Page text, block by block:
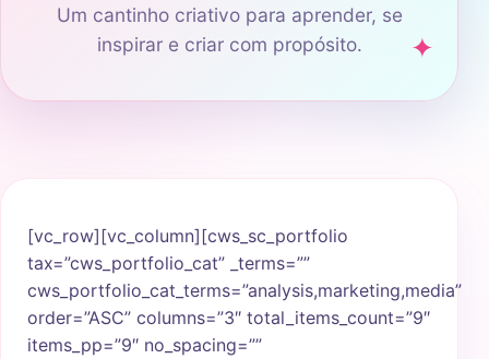
Um cantinho criativo para aprender, se
inspirar e criar com propósito.
[vc_row][vc_column][cws_sc_portfolio
tax=”cws_portfolio_cat” _terms=””
cws_portfolio_cat_terms=”analysis,marketing,media”
order=”ASC” columns=”3″ total_items_count=”9″
items_pp=”9″ no_spacing=””